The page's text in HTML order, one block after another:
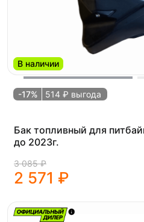
В наличии
-17% 514 ₽ выгода
Бак топливный для
до 2023г.
3 085 ₽
2 571 ₽